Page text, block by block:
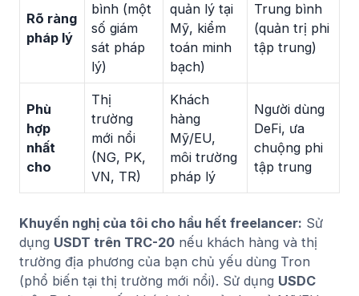
Rõ ràng
pháp lý
bình (một
số giám
sát pháp
lý)
quản lý tại
Mỹ, kiểm
toán minh
bạch)
Trung bình
(quản trị phi
tập trung)
Phù
hợp
nhất
cho
Thị
trường
mới nổi
(NG, PK,
VN, TR)
Khách
hàng
Mỹ/EU,
môi trường
pháp lý
Người dùng
DeFi, ưa
chuộng phi
tập trung
Khuyến nghị của tôi cho hầu hết freelancer: Sử
dụng USDT trên TRC-20 nếu khách hàng và thị
trường địa phương của bạn chủ yếu dùng Tron
(phổ biến tại thị trường mới nổi). Sử dụng USDC